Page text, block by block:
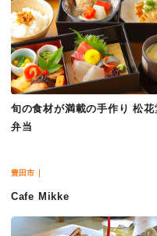
旬の食材が満載の手作り 松花
弁当
豊田市
Cafe Mikke